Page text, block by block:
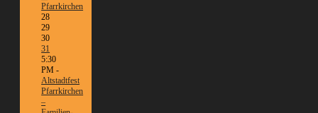
Pfarrkirchen
28
29
30
31
5:30
PM -
Altstadtfest
Pfarrkirchen
–